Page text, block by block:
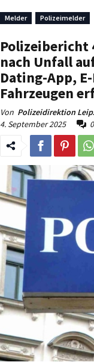
Melder Polizeimelder
Polizeibericht
nach Unfall
Dating-App,
Fahrzeugen
Von Polizeidirektion
4. September 2025
0